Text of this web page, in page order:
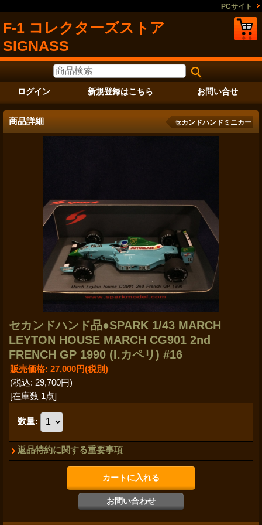
PCサイト
F-1 コレクターズストア
SIGNASS
ログイン 新規登録はこちら お問い合せ
商品詳細 セカンドハンドミニカー
セカンドハンド品●SPARK 1/43 MARCH
LEYTON HOUSE MARCH CG901 2nd
FRENCH GP 1990 (I.カペリ) #16
販売価格: 27,000円(税別)
(税込: 29,700円)
[在庫数 1点]
数量:
返品特約に関する重要事項